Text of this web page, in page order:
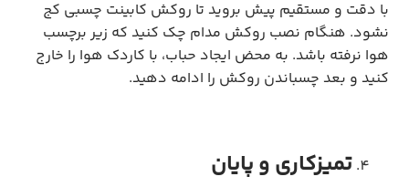
با دقت و مستقیم پیش بروید تا روکش کابینت چسبی کج
نشود. هنگام نصب روکش مدام چک کنید که زیر برچسب
هوا نرفته باشد. به محض ایجاد حباب، با کاردک هوا را خارج
کنید و بعد چسباندن روکش را ادامه دهید.
تمیزکاری و پایان